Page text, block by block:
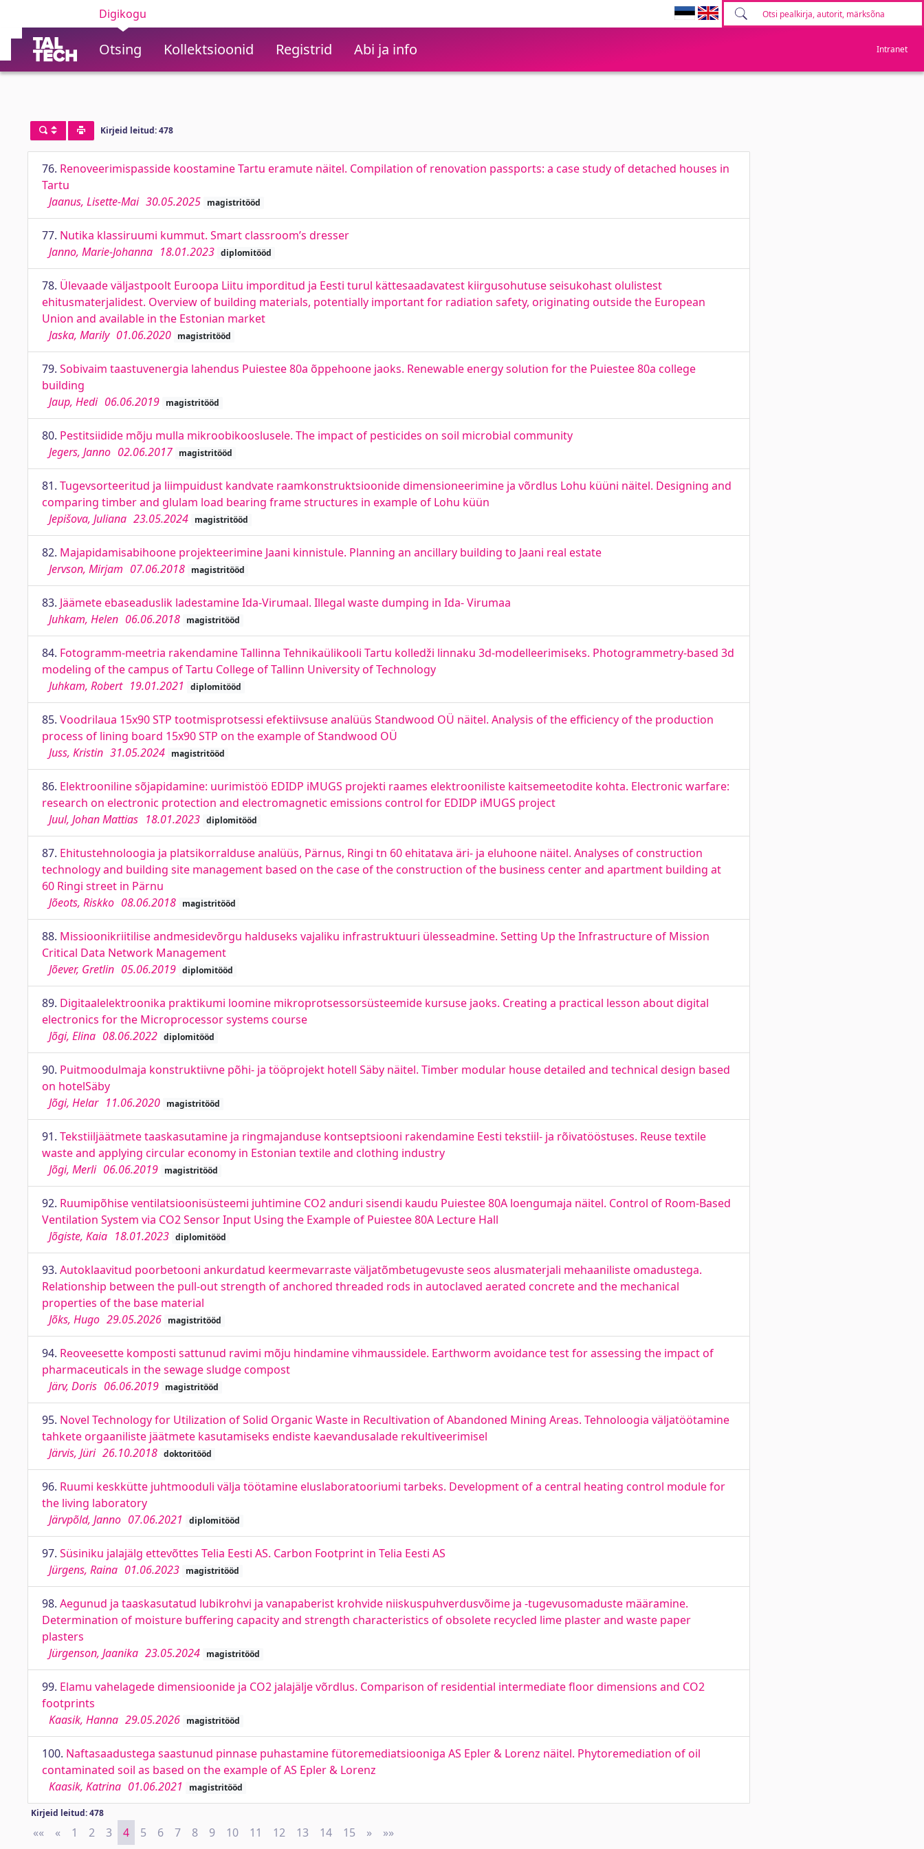
Digikogu
Otsing Kollektsioonid Registrid Abi ja info Intranet
Kirjeid leitud: 478
76. Renoveerimispasside koostamine Tartu eramute näitel. Compilation of renovation passports: a case study of detached houses in
Tartu
Jaanus, Lisette-Mai 30.05.2025 magistritööd
77. Nutika klassiruumi kummut. Smart classroom’s dresser
Janno, Marie-Johanna 18.01.2023 diplomitööd
78. Ülevaade väljastpoolt Euroopa Liitu imporditud ja Eesti turul kättesaadavatest kiirgusohutuse seisukohast olulistest
ehitusmaterjalidest. Overview of building materials, potentially important for radiation safety, originating outside the European
Union and available in the Estonian market
Jaska, Marily 01.06.2020 magistritööd
79. Sobivaim taastuvenergia lahendus Puiestee 80a õppehoone jaoks. Renewable energy solution for the Puiestee 80a college
building
Jaup, Hedi 06.06.2019 magistritööd
80. Pestitsiidide mõju mulla mikroobikooslusele. The impact of pesticides on soil microbial community
Jegers, Janno 02.06.2017 magistritööd
81. Tugevsorteeritud ja liimpuidust kandvate raamkonstruktsioonide dimensioneerimine ja võrdlus Lohu küüni näitel. Designing and
comparing timber and glulam load bearing frame structures in example of Lohu küün
Jepišova, Juliana 23.05.2024 magistritööd
82. Majapidamisabihoone projekteerimine Jaani kinnistule. Planning an ancillary building to Jaani real estate
Jervson, Mirjam 07.06.2018 magistritööd
83. Jäämete ebaseaduslik ladestamine Ida-Virumaal. Illegal waste dumping in Ida- Virumaa
Juhkam, Helen 06.06.2018 magistritööd
84. Fotogramm-meetria rakendamine Tallinna Tehnikaülikooli Tartu kolledži linnaku 3d-modelleerimiseks. Photogrammetry-based 3d
modeling of the campus of Tartu College of Tallinn University of Technology
Juhkam, Robert 19.01.2021 diplomitööd
85. Voodrilaua 15x90 STP tootmisprotsessi efektiivsuse analüüs Standwood OÜ näitel. Analysis of the efficiency of the production
process of lining board 15x90 STP on the example of Standwood OÜ
Juss, Kristin 31.05.2024 magistritööd
86. Elektrooniline sõjapidamine: uurimistöö EDIDP iMUGS projekti raames elektrooniliste kaitsemeetodite kohta. Electronic warfare:
research on electronic protection and electromagnetic emissions control for EDIDP iMUGS project
Juul, Johan Mattias 18.01.2023 diplomitööd
87. Ehitustehnoloogia ja platsikorralduse analüüs, Pärnus, Ringi tn 60 ehitatava äri- ja eluhoone näitel. Analyses of construction
technology and building site management based on the case of the construction of the business center and apartment building at
60 Ringi street in Pärnu
Jõeots, Riskko 08.06.2018 magistritööd
88. Missioonikriitilise andmesidevõrgu halduseks vajaliku infrastruktuuri ülesseadmine. Setting Up the Infrastructure of Mission
Critical Data Network Management
Jõever, Gretlin 05.06.2019 diplomitööd
89. Digitaalelektroonika praktikumi loomine mikroprotsessorsüsteemide kursuse jaoks. Creating a practical lesson about digital
electronics for the Microprocessor systems course
Jõgi, Elina 08.06.2022 diplomitööd
90. Puitmoodulmaja konstruktiivne põhi- ja tööprojekt hotell Säby näitel. Timber modular house detailed and technical design based
on hotelSäby
Jõgi, Helar 11.06.2020 magistritööd
91. Tekstiiljäätmete taaskasutamine ja ringmajanduse kontseptsiooni rakendamine Eesti tekstiil- ja rõivatööstuses. Reuse textile
waste and applying circular economy in Estonian textile and clothing industry
Jõgi, Merli 06.06.2019 magistritööd
92. Ruumipõhise ventilatsioonisüsteemi juhtimine CO2 anduri sisendi kaudu Puiestee 80A loengumaja näitel. Control of Room-Based
Ventilation System via CO2 Sensor Input Using the Example of Puiestee 80A Lecture Hall
Jõgiste, Kaia 18.01.2023 diplomitööd
93. Autoklaavitud poorbetooni ankurdatud keermevarraste väljatõmbetugevuste seos alusmaterjali mehaaniliste omadustega.
Relationship between the pull-out strength of anchored threaded rods in autoclaved aerated concrete and the mechanical
properties of the base material
Jõks, Hugo 29.05.2026 magistritööd
94. Reoveesette komposti sattunud ravimi mõju hindamine vihmaussidele. Earthworm avoidance test for assessing the impact of
pharmaceuticals in the sewage sludge compost
Järv, Doris 06.06.2019 magistritööd
95. Novel Technology for Utilization of Solid Organic Waste in Recultivation of Abandoned Mining Areas. Tehnoloogia väljatöötamine
tahkete orgaaniliste jäätmete kasutamiseks endiste kaevandusalade rekultiveerimisel
Järvis, Jüri 26.10.2018 doktoritööd
96. Ruumi keskkütte juhtmooduli välja töötamine eluslaboratooriumi tarbeks. Development of a central heating control module for
the living laboratory
Järvpõld, Janno 07.06.2021 diplomitööd
97. Süsiniku jalajälg ettevõttes Telia Eesti AS. Carbon Footprint in Telia Eesti AS
Jürgens, Raina 01.06.2023 magistritööd
98. Aegunud ja taaskasutatud lubikrohvi ja vanapaberist krohvide niiskuspuhverdusvõime ja -tugevusomaduste määramine.
Determination of moisture buffering capacity and strength characteristics of obsolete recycled lime plaster and waste paper
plasters
Jürgenson, Jaanika 23.05.2024 magistritööd
99. Elamu vahelagede dimensioonide ja CO2 jalajälje võrdlus. Comparison of residential intermediate floor dimensions and CO2
footprints
Kaasik, Hanna 29.05.2026 magistritööd
100. Naftasaadustega saastunud pinnase puhastamine fütoremediatsiooniga AS Epler & Lorenz näitel. Phytoremediation of oil
contaminated soil as based on the example of AS Epler & Lorenz
Kaasik, Katrina 01.06.2021 magistritööd
Kirjeid leitud: 478
«« First
« Previous
1 2 3 4 5 6 7 8 9 10 11 12 13 14 15 » Next
»»